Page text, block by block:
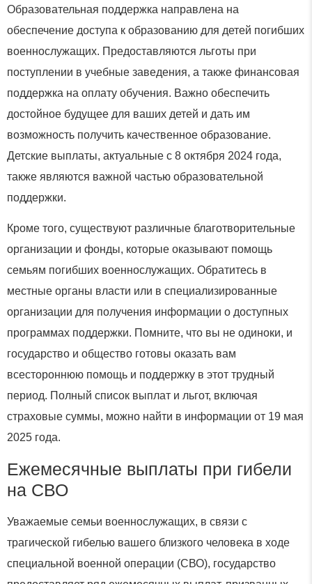
Образовательная поддержка направлена на
обеспечение доступа к образованию для детей погибших
военнослужащих. Предоставляются льготы при
поступлении в учебные заведения, а также финансовая
поддержка на оплату обучения. Важно обеспечить
достойное будущее для ваших детей и дать им
возможность получить качественное образование.
Детские выплаты, актуальные с 8 октября 2024 года,
также являются важной частью образовательной
поддержки.
Кроме того, существуют различные благотворительные
организации и фонды, которые оказывают помощь
семьям погибших военнослужащих. Обратитесь в
местные органы власти или в специализированные
организации для получения информации о доступных
программах поддержки. Помните, что вы не одиноки, и
государство и общество готовы оказать вам
всестороннюю помощь и поддержку в этот трудный
период. Полный список выплат и льгот, включая
страховые суммы, можно найти в информации от 19 мая
2025 года.
Ежемесячные выплаты при гибели
на СВО
Уважаемые семьи военнослужащих, в связи с
трагической гибелью вашего близкого человека в ходе
специальной военной операции (СВО), государство